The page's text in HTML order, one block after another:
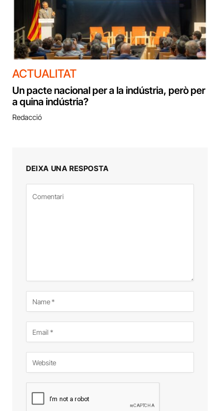
ACTUALITAT
Un pacte nacional per a la indústria, però per
a quina indústria?
Redacció
DEIXA UNA RESPOSTA